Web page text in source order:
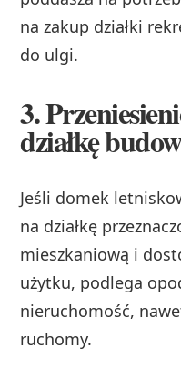
na zakup działki
do ulgi.
3.
działkę
Jeśli domek
na działkę
mieszkaniową i
użytku, podlega
nieruchomość,
ruchomy.